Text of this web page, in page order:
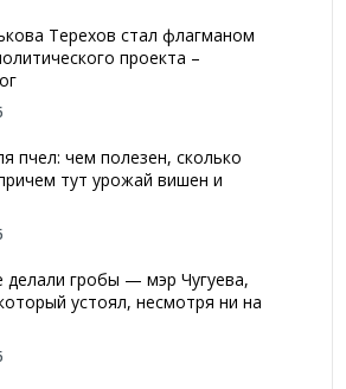
Терехов стал флагманом
проекта –
пчел: чем полезен, сколько
тут урожай вишен и
гробы — мэр Чугуева,
устоял, несмотря ни на